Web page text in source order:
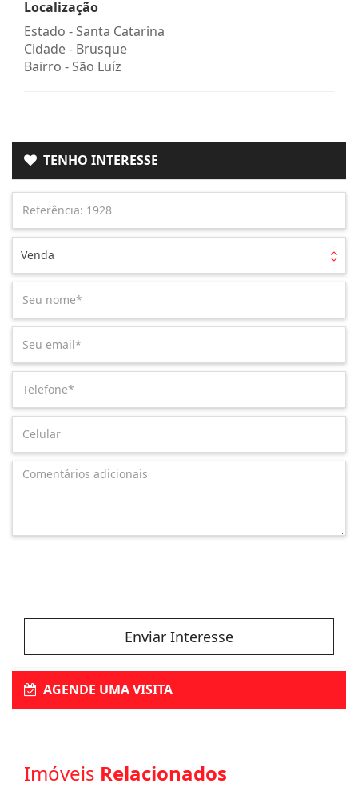
Localização
Estado -Santa Catarina
Cidade - Brusque
Bairro -São Luíz
TENHO INTERESSE
Venda
Enviar Interesse
AGENDE UMA VISITA
Imóveis Relacionados